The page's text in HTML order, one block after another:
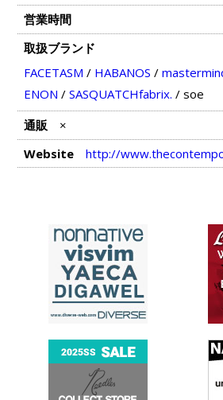
営業時間
取扱ブランド
FACETASM / HABANOS /
ENON / SASQUATCHfabrix. / soe
通販
×
Website
http://